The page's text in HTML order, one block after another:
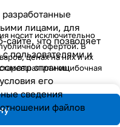
лицами, для
что позволяет
пользователями и
страниц
его
сведения
файлов
носит исключительно
офертой. В
ценах на них и их
или ошибочная